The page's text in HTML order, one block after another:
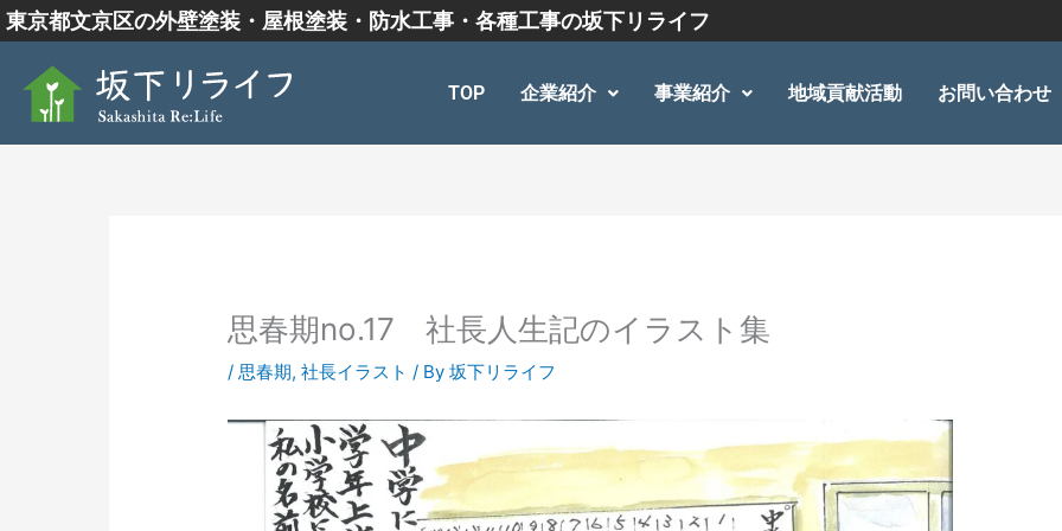
内
容
東京都文京区の外壁塗装・屋根塗装・防水工事・各種工事の坂下リライフ
TOP 企業紹介 事業紹介 地域貢献活動 お問い合わせ
思春期no.17 社長人生記のイラスト集
/思春期,社長イラスト / By坂下リライフ